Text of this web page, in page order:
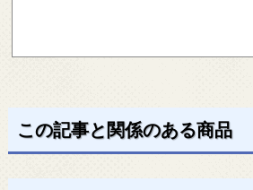
この記事と関係のある商品